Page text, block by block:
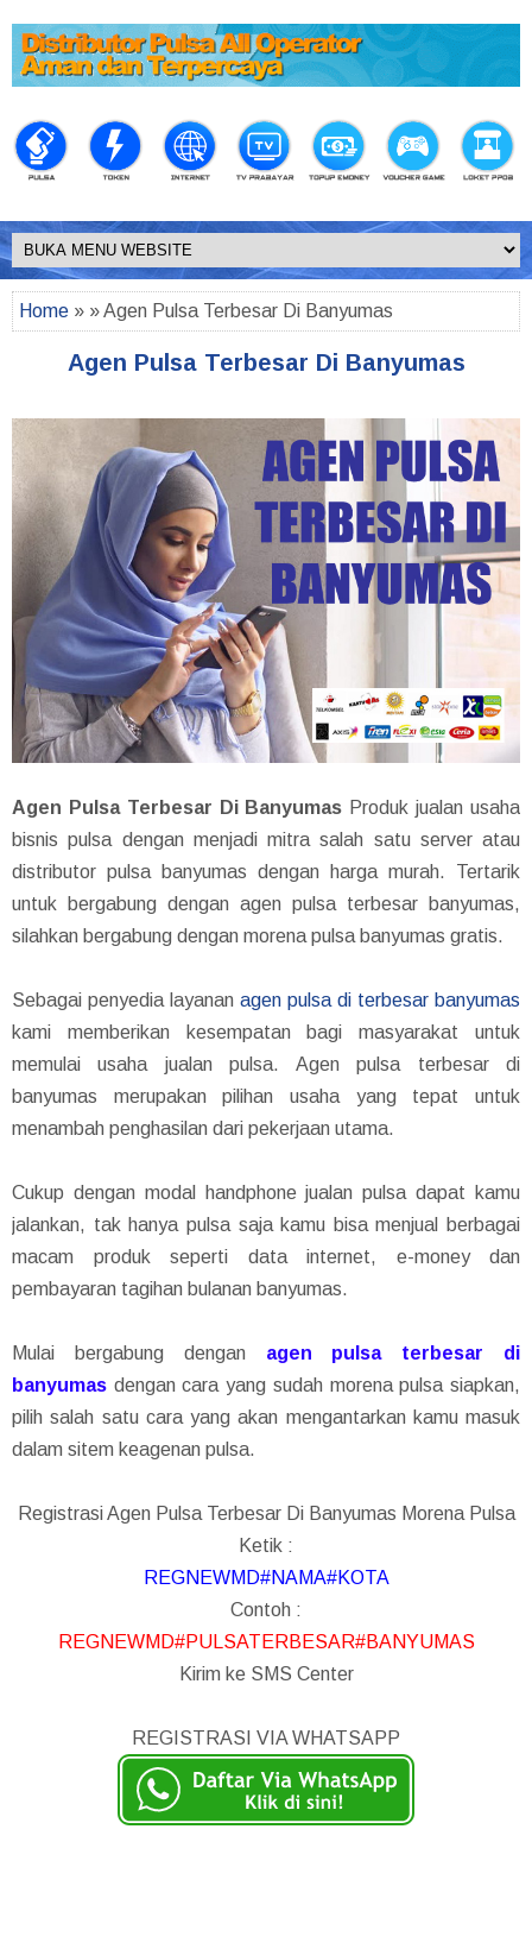
Home » » Agen Pulsa Terbesar Di Banyumas
Agen Pulsa Terbesar Di Banyumas
Agen Pulsa Terbesar Di Banyumas Produk jualan usaha
bisnis pulsa dengan menjadi mitra salah satu server atau
distributor pulsa banyumas dengan harga murah. Tertarik
untuk bergabung dengan agen pulsa terbesar banyumas,
silahkan bergabung dengan morena pulsa banyumas gratis.
Sebagai penyedia layanan agen pulsa di terbesar banyumas
kami memberikan kesempatan bagi masyarakat untuk
memulai usaha jualan pulsa. Agen pulsa terbesar di
banyumas merupakan pilihan usaha yang tepat untuk
menambah penghasilan dari pekerjaan utama.
Cukup dengan modal handphone jualan pulsa dapat kamu
jalankan, tak hanya pulsa saja kamu bisa menjual berbagai
macam produk seperti data internet, e-money dan
pembayaran tagihan bulanan banyumas.
Mulai bergabung dengan agen pulsa terbesar di
banyumas dengan cara yang sudah morena pulsa siapkan,
pilih salah satu cara yang akan mengantarkan kamu masuk
dalam sitem keagenan pulsa.
Registrasi Agen Pulsa Terbesar Di Banyumas Morena Pulsa
Ketik :
REGNEWMD#NAMA#KOTA
Contoh :
REGNEWMD#PULSATERBESAR#BANYUMAS
Kirim ke SMS Center
REGISTRASI VIA WHATSAPP